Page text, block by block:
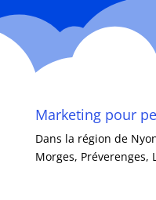
Marketing pour
Dans la région de
Morges, Préverenges,